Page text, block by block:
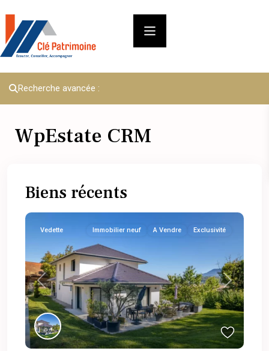
Recherche avancée :
WpEstate CRM
Biens récents
Previous Next
Vedette Immobilier neuf A Vendre Exclusivité